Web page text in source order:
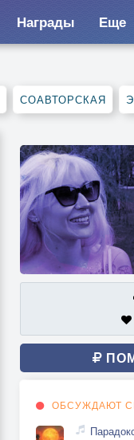
Награды Еще
СОАВТОРСКАЯ
ОБСУЖДАЮТ